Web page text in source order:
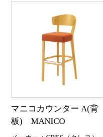
マニコカウンター A(背
板) MANICO